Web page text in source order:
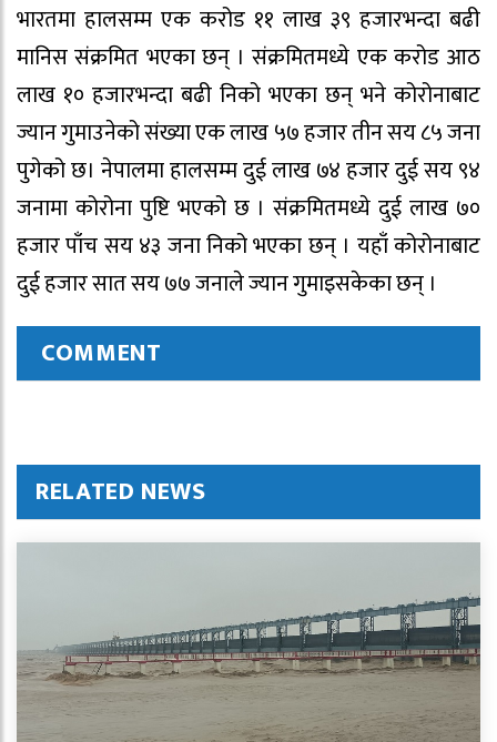
भारतमा हालसम्म एक करोड ११ लाख ३९ हजारभन्दा बढी
मानिस संक्रमित भएका छन् । संक्रमितमध्ये एक करोड आठ
लाख १० हजारभन्दा बढी निको भएका छन् भने कोरोनाबाट
ज्यान गुमाउनेको संख्या एक लाख ५७ हजार तीन सय ८५ जना
पुगेको छ। नेपालमा हालसम्म दुई लाख ७४ हजार दुई सय ९४
जनामा कोरोना पुष्टि भएको छ । संक्रमितमध्ये दुई लाख ७०
हजार पाँच सय ४३ जना निको भएका छन् । यहाँ कोरोनाबाट
दुई हजार सात सय ७७ जनाले ज्यान गुमाइसकेका छन् ।
COMMENT
RELATED NEWS